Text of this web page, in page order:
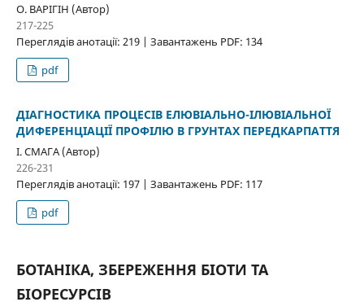
О. ВАРІГІН (Автор)
217-225
Переглядів анотації: 219 | Завантажень PDF: 134
pdf
ДІАГНОСТИКА ПРОЦЕСІВ ЕЛЮВІАЛЬНО-ІЛЮВІАЛЬНОЇ
ДИФЕРЕНЦІАЦІЇ ПРОФІЛЮ В ГРУНТАХ ПЕРЕДКАРПАТТЯ
І. СМАГА (Автор)
226-231
Переглядів анотації: 197 | Завантажень PDF: 117
pdf
БОТАНІКА, ЗБЕРЕЖЕННЯ БІОТИ ТА
БІОРЕСУРСІВ